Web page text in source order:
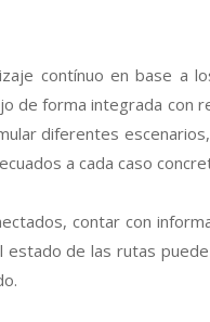
contínuo en base a
forma integrada con
diferentes
a cada caso
contar con
de las rutas